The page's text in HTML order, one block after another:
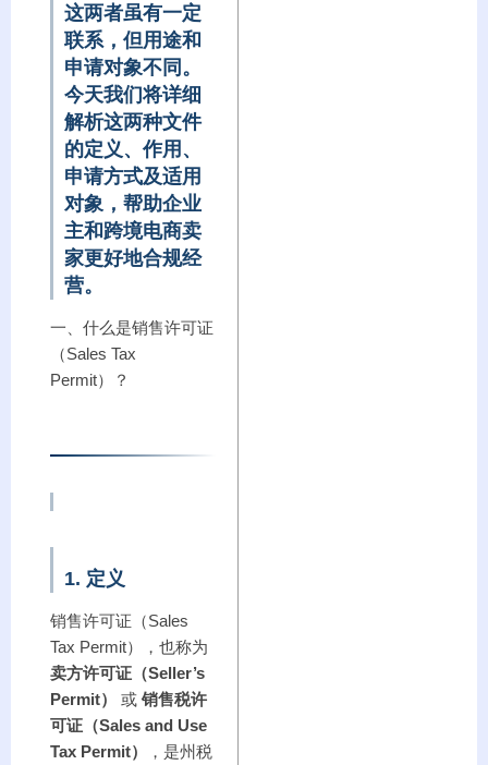
这两者虽有一定
联系，但用途和
申请对象不同。
今天我们将详细
解析这两种文件
的定义、作用、
申请方式及适用
对象，帮助企业
主和跨境电商卖
家更好地合规经
营。
一、什么是销售许可证
（Sales Tax
Permit）？
1. 定义
销售许可证（Sales
Tax Permit），也称为
卖方许可证（Seller’s
Permit）
或 销售税许
可证（Sales and Use
Tax Permit）
，是州税